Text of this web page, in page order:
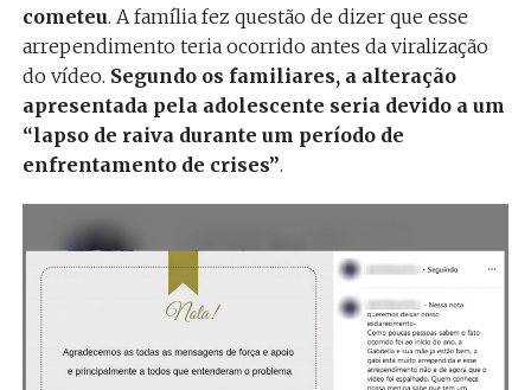
cometeu. A família fez questão de dizer que esse
arrependimento teria ocorrido antes da viralização
do vídeo. Segundo os familiares, a alteração
apresentada pela adolescente seria devido a um
“lapso de raiva durante um período de
enfrentamento de crises”.